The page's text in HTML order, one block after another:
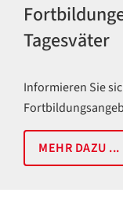
Tagesväter
Informieren Sie
MEHR DAZU ...